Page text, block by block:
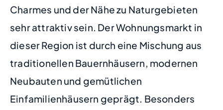
Charmes und der Nähe zu Naturgebieten
sehr attraktiv sein. Der Wohnungsmarkt in
dieser Region ist durch eine Mischung aus
traditionellen Bauernhäusern, modernen
Neubauten und gemütlichen
Einfamilienhäusern geprägt. Besonders